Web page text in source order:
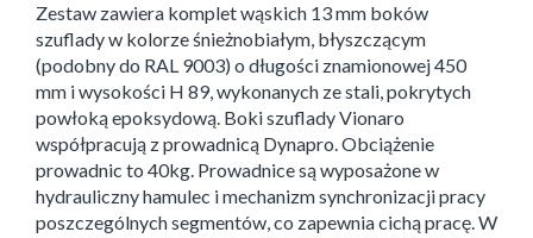
Zestaw zawiera komplet wąskich 13 mm boków
szuflady w kolorze śnieżnobiałym, błyszczącym
(podobny do RAL 9003) o długości znamionowej 450
mm i wysokości H 89, wykonanych ze stali, pokrytych
powłoką epoksydową. Boki szuflady Vionaro
współpracują z prowadnicą Dynapro. Obciążenie
prowadnic to 40kg. Prowadnice są wyposażone w
hydrauliczny hamulec i mechanizm synchronizacji pracy
poszczególnych segmentów, co zapewnia cichą pracę. W